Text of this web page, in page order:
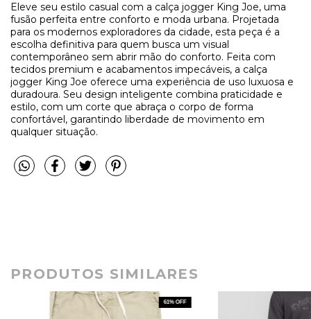
Eleve seu estilo casual com a calça jogger King Joe, uma
fusão perfeita entre conforto e moda urbana. Projetada
para os modernos exploradores da cidade, esta peça é a
escolha definitiva para quem busca um visual
contemporâneo sem abrir mão do conforto. Feita com
tecidos premium e acabamentos impecáveis, a calça
jogger King Joe oferece uma experiência de uso luxuosa e
duradoura. Seu design inteligente combina praticidade e
estilo, com um corte que abraça o corpo de forma
confortável, garantindo liberdade de movimento em
qualquer situação.
PRODUTOS SIMILARES
61% OFF